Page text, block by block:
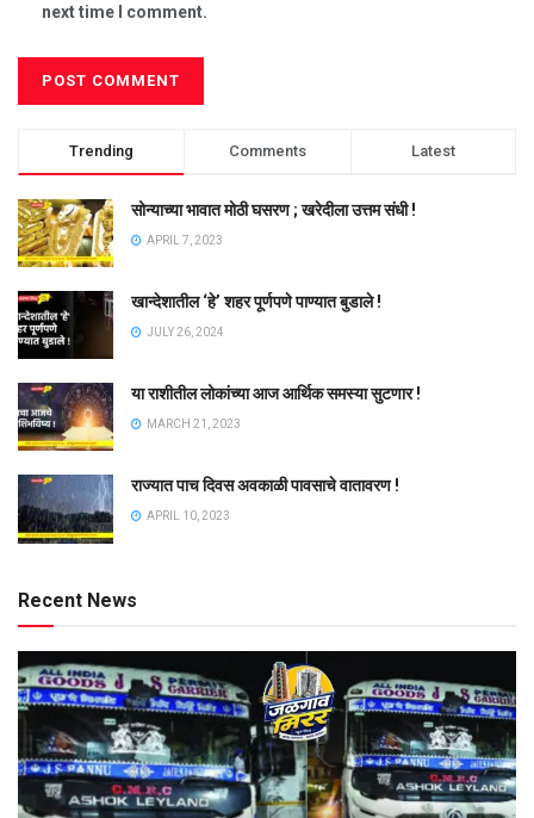
next time I comment.
Trending Comments Latest
सोन्याच्या भावात मोठी घसरण ; खरेदीला उत्तम संधी !
APRIL 7, 2023
खान्देशातील ‘हे’ शहर पूर्णपणे पाण्यात बुडाले !
JULY 26, 2024
या राशीतील लोकांच्या आज आर्थिक समस्या सुटणार !
MARCH 21, 2023
राज्यात पाच दिवस अवकाळी पावसाचे वातावरण !
APRIL 10, 2023
Recent News